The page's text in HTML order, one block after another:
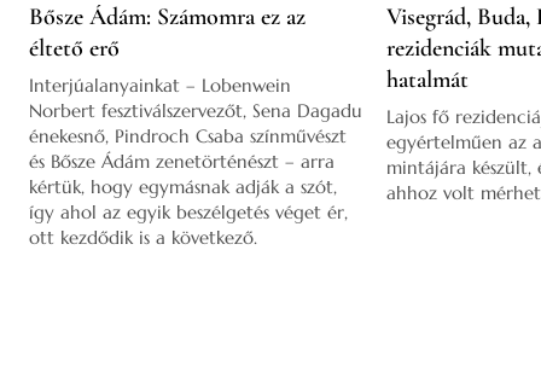
Bősze Ádám: Számomra ez az
éltető erő
Interjúalanyainkat – Lobenwein
Norbert fesztiválszervezőt, Sena Dagadu
énekesnő, Pindroch Csaba színművészt
és Bősze Ádám zenetörténészt – arra
kértük, hogy egymásnak adják a szót,
így ahol az egyik beszélgetés véget ér,
ott kezdődik is a következő.
Visegrád,
rezidenciák
hatalmát
Lajos fő
egyértelműen az
mintájára készült,
ahhoz volt